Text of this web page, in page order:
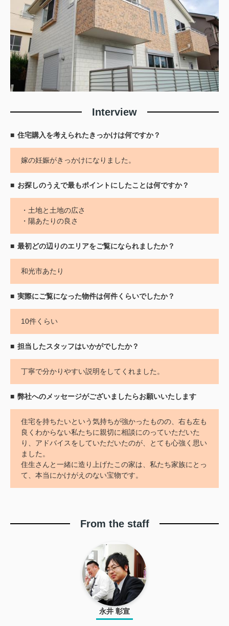
Interview
住宅購入を考えられたきっかけは何ですか？
嫁の妊娠がきっかけになりました。
お探しのうえで最もポイントにしたことは何ですか？
・土地と土地の広さ
・陽あたりの良さ
最初どの辺りのエリアをご覧になられましたか？
和光市あたり
実際にご覧になった物件は何件くらいでしたか？
10件くらい
担当したスタッフはいかがでしたか？
丁寧で分かりやすい説明をしてくれました。
弊社へのメッセージがございましたらお願いいたします
住宅を持ちたいという気持ちが強かったものの、右も左も
良くわからない私たちに親切に相談にのっていただいた
り、アドバイスをしていただいたのが、とても心強く思い
ました。
住生さんと一緒に造り上げたこの家は、私たち家族にとっ
て、本当にかけがえのない宝物です。
From the staff
永井 彰宣